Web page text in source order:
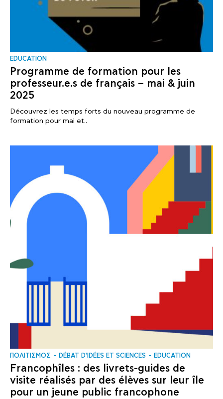
EDUCATION
Programme de formation pour les
professeur.e.s de français – mai & juin
2025
Découvrez les temps forts du nouveau programme de
formation pour mai et..
ΠΟΛΙΤΙΣΜΟΣ DÉBAT D'IDÉES ET SCIENCES EDUCATION
Francophîles : des livrets-guides de
visite réalisés par des élèves sur leur île
pour un jeune public francophone